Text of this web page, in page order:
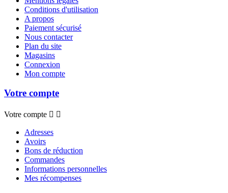
Conditions d'utilisation
A propos
Paiement sécurisé
Nous contacter
Plan du site
Magasins
Connexion
Mon compte
Votre compte
Votre compte  
Adresses
Avoirs
Bons de réduction
Commandes
Informations personnelles
Mes récompenses